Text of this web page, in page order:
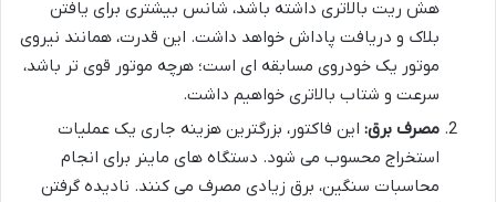
هش ریت بالاتری داشته باشد، شانس بیشتری برای یافتن
بلاک و دریافت پاداش خواهد داشت. این قدرت، همانند نیروی
موتور یک خودروی مسابقه ای است؛ هرچه موتور قوی تر باشد،
سرعت و شتاب بالاتری خواهیم داشت.
مصرف برق: این فاکتور، بزرگترین هزینه جاری یک عملیات
استخراج محسوب می شود. دستگاه های ماینر برای انجام
محاسبات سنگین، برق زیادی مصرف می کنند. نادیده گرفتن